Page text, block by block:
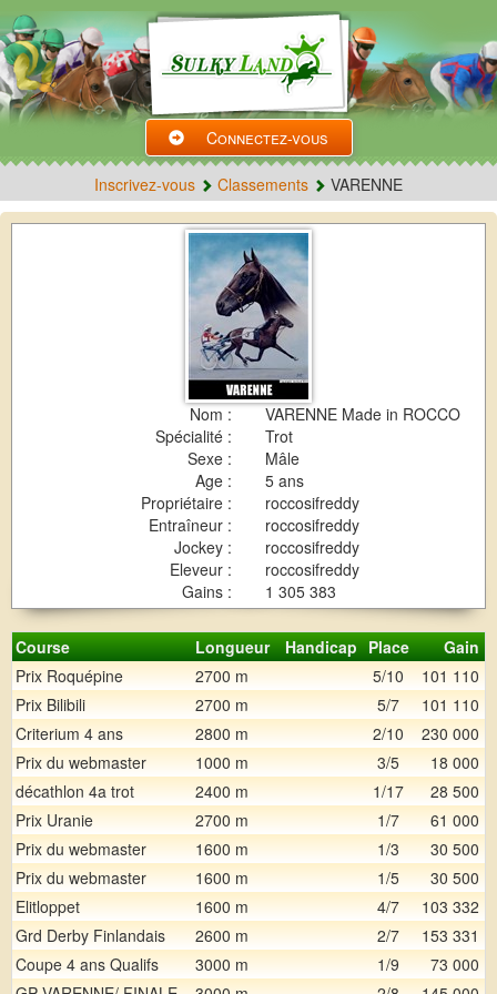
Connectez-vous
Inscrivez-vous Classements VARENNE
Nom :
VARENNE Made in ROCCO
Spécialité :
Trot
Sexe :
Mâle
Age :
5 ans
Propriétaire :
roccosifreddy
Entraîneur :
roccosifreddy
Jockey :
roccosifreddy
Eleveur :
roccosifreddy
Gains :
1 305 383
Course Longueur Handicap Place
Gain
Prix Roquépine
2700 m 5/10 101 110
Prix Bilibili
2700 m 5/7 101 110
Criterium 4 ans
2800 m 2/10 230 000
Prix du webmaster
1000 m 3/5 18 000
décathlon 4a trot
2400 m 1/17 28 500
Prix Uranie
2700 m 1/7 61 000
Prix du webmaster
1600 m 1/3 30 500
Prix du webmaster
1600 m 1/5 30 500
Elitloppet
1600 m 4/7 103 332
Grd Derby Finlandais
2600 m 2/7 153 331
Coupe 4 ans Qualifs
3000 m 1/9 73 000